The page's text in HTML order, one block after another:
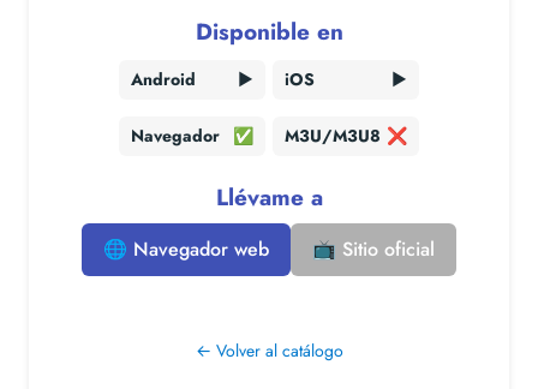
Disponible en
Android ▶️ iOS ▶️
Navegador ✅ M3U/M3U8 ❌
Llévame a
🌐 Navegador web 📺 Sitio oficial
← Volver al catálogo